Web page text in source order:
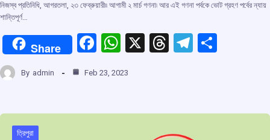
নিজস্ব প্রতিনিধি, আগরতলা, ২৩ ফেব্রুয়ারী৷৷ আগামী ২ মার্চ গণনা৷ আর এই গণনা পর্বকে ভোট গ্রহণ পর্বের ন্যায়
শান্তিপূর্ণ…
Share
F
ce
o
W
at
A
X
T
d
T
a
By admin Feb 23, 2023
ত্রিপুরা